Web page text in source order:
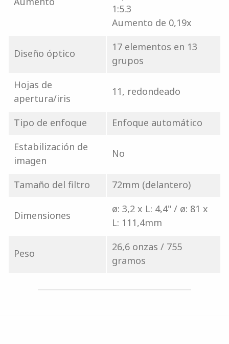
1:5.3
Aumento de 0,19x
Diseño óptico
17 elementos en 13
grupos
Hojas de
apertura/iris
11, redondeado
Tipo de enfoque
Enfoque automático
Estabilización de
imagen
No
Tamaño del filtro 72mm (delantero)
Dimensiones
ø: 3,2 x L: 4,4" / ø: 81 x
L: 111,4mm
Peso
26,6 onzas / 755
gramos